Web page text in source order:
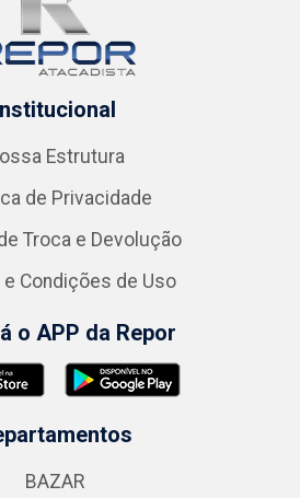
Estrutura
de Privacidade
Troca e Devolução
Condições de Uso
o APP da Repor
BAZAR